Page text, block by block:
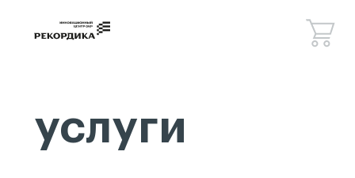
Спецпроекты
Сведения об образовательной
услуги